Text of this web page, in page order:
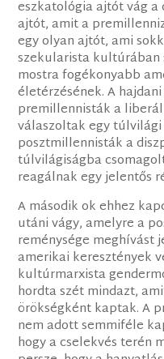
eszkatológia ajtót vág a
ajtót, amit a
egy olyan ajtót, ami
szekularista
mostra fogékonyabb
életérzésének. A
premillennisták a
válaszoltak egy
posztmillennisták a
túlvilágiságba
reagálnak egy jelentős
A második ok ehhez
utáni vágy, amelyre a
reménysége meghívást
amerikai keresztények
kultúrmarxista
hordta szét mindazt,
örökségként kaptak. A
nem adott semmiféle
hogy a cselekvés terén